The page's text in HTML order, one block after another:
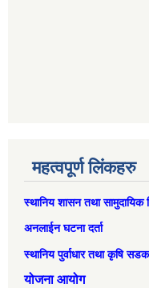
महत्वपूर्ण लिंकहरु
स्थानिय शासन तथा
अनलाईन घटना दर्ता
स्थानिय पुर्वाधार तथा कृषि
योजना आयोग